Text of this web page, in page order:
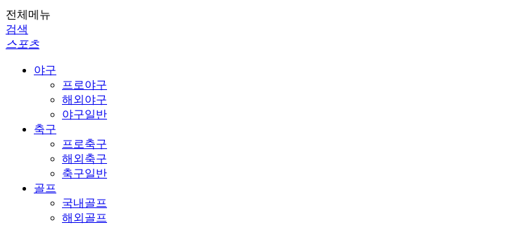
전체메뉴
검색
스포츠
야구
프로야구
해외야구
야구일반
축구
프로축구
해외축구
축구일반
골프
국내골프
해외골프